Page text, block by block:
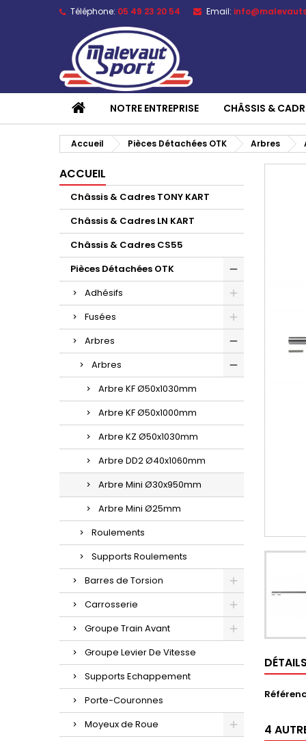
Téléphone: 05 49 23 20 54 Email:
NOTRE ENTREPRISE CHÂSSIS &
Accueil Pièces Détachées OTK Arbres
ACCUEIL
Châssis & Cadres TONY KART
Châssis & Cadres LN KART
Châssis & Cadres CS55
Pièces Détachées OTK
Adhésifs
Fusées
Arbres
Arbres
Arbre KF Ø50x1030mm
Arbre KF Ø50x1000mm
Arbre KZ Ø50x1030mm
Arbre DD2 Ø40x1060mm
Arbre Mini Ø30x950mm
Arbre Mini Ø25mm
Roulements
Supports Roulements
Barres de Torsion
Carrosserie
Groupe Train Avant
Groupe Levier De Vitesse
Supports Echappement
Porte-Couronnes
Moyeux de Roue
4